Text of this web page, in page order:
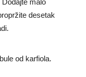
malo
desetak
od karfiola.